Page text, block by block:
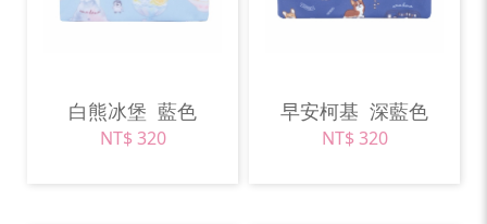
白熊冰堡 藍色
NT$ 320
早安柯基 深藍色
NT$ 320